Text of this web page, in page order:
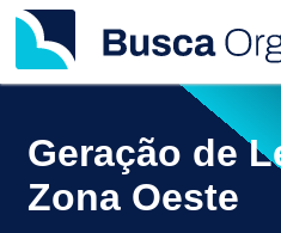
Geração de
Zona Oeste